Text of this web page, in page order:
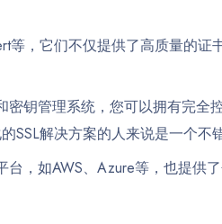
等，它们不仅提供了高质量的
密钥管理系统，您可以拥有完全
解决方案的人来说是一个不
台，如AWS、Azure等，也提供